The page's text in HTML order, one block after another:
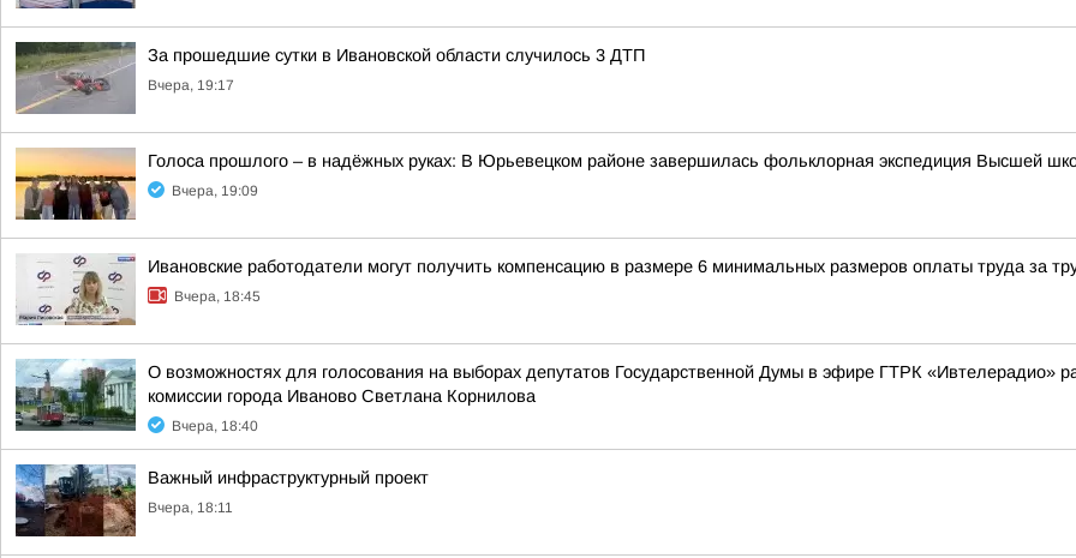
За прошедшие сутки в Ивановской области случилось 3 ДТП
Вчера, 19:17
Голоса прошлого – в надёжных руках: В Юрьевецком районе завершилась фольклорная экспедиция Высшей
Вчера, 19:09
Ивановские работодатели могут получить компенсацию в размере 6 минимальных размеров оплаты труда за
Вчера, 18:45
О возможностях для голосования на выборах депутатов Государственной Думы в эфире ГТРК «Ивтелерадио»
комиссии города Иваново Светлана Корнилова
Вчера, 18:40
Важный инфраструктурный проект
Вчера, 18:11